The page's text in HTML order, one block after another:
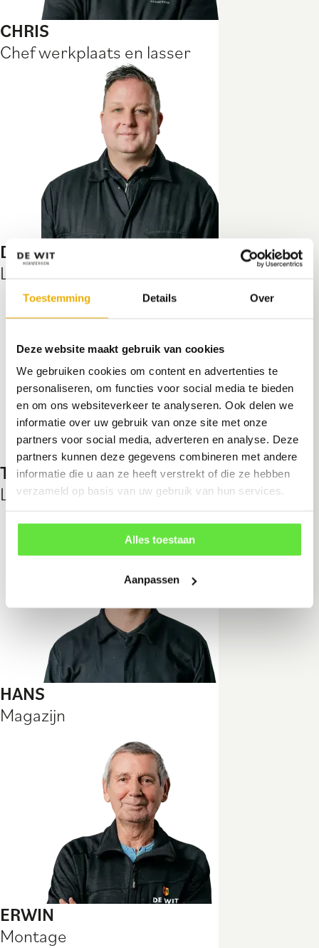
Toestemming Details Over
Deze website maakt gebruik van cookies
We gebruiken cookies om content en advertenties te
personaliseren, om functies voor social media te bieden
en om ons websiteverkeer te analyseren. Ook delen we
informatie over uw gebruik van onze site met onze
partners voor social media, adverteren en analyse. Deze
partners kunnen deze gegevens combineren met andere
informatie die u aan ze heeft verstrekt of die ze hebben
verzameld op basis van uw gebruik van hun services.
Alles toestaan
Aanpassen
CHRIS
Chef werkplaats en lasser
DENNIS
Lasser
THIJME
Lasser
HANS
Magazijn
ERWIN
Montage